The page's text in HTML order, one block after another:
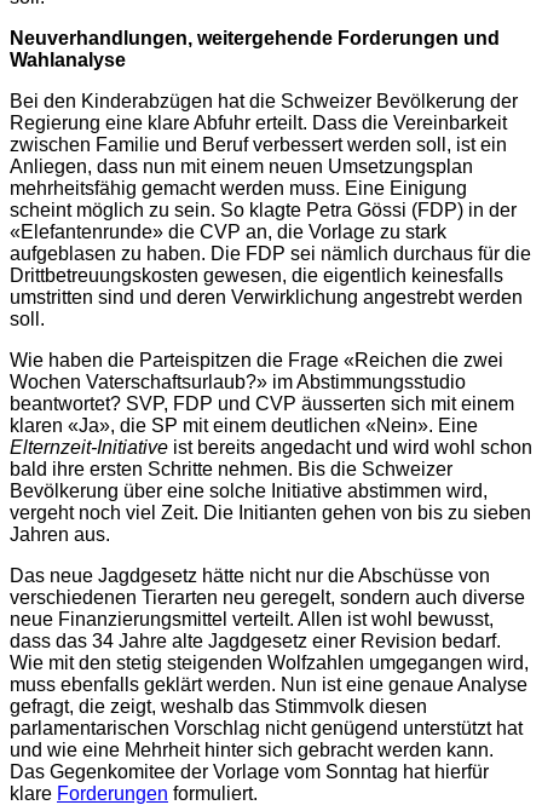
Neuverhandlungen, weitergehende Forderungen und
Wahlanalyse
Bei den Kinderabzügen hat die Schweizer Bevölkerung der
Regierung eine klare Abfuhr erteilt. Dass die Vereinbarkeit
zwischen Familie und Beruf verbessert werden soll, ist ein
Anliegen, dass nun mit einem neuen Umsetzungsplan
mehrheitsfähig gemacht werden muss. Eine Einigung
scheint möglich zu sein. So klagte Petra Gössi (FDP) in der
«Elefantenrunde» die CVP an, die Vorlage zu stark
aufgeblasen zu haben. Die FDP sei nämlich durchaus für die
Drittbetreuungskosten gewesen, die eigentlich keinesfalls
umstritten sind und deren Verwirklichung angestrebt werden
soll.
Wie haben die Parteispitzen die Frage «Reichen die zwei
Wochen Vaterschaftsurlaub?» im Abstimmungsstudio
beantwortet? SVP, FDP und CVP äusserten sich mit einem
klaren «Ja», die SP mit einem deutlichen «Nein». Eine
Elternzeit-Initiative ist bereits angedacht und wird wohl schon
bald ihre ersten Schritte nehmen. Bis die Schweizer
Bevölkerung über eine solche Initiative abstimmen wird,
vergeht noch viel Zeit. Die Initianten gehen von bis zu sieben
Jahren aus.
Das neue Jagdgesetz hätte nicht nur die Abschüsse von
verschiedenen Tierarten neu geregelt, sondern auch diverse
neue Finanzierungsmittel verteilt. Allen ist wohl bewusst,
dass das 34 Jahre alte Jagdgesetz einer Revision bedarf.
Wie mit den stetig steigenden Wolfzahlen umgegangen wird,
muss ebenfalls geklärt werden. Nun ist eine genaue Analyse
gefragt, die zeigt, weshalb das Stimmvolk diesen
parlamentarischen Vorschlag nicht genügend unterstützt hat
und wie eine Mehrheit hinter sich gebracht werden kann.
Das Gegenkomitee der Vorlage vom Sonntag hat hierfür
klare Forderungen formuliert.